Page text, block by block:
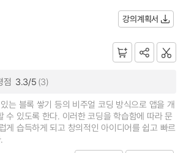
강의계획서
점 3.3/5 (3)
는 블록 쌓기 등의 비주얼 코딩 방식으로 앱을 개
수 있도록 한다. 이러한 코딩을 학습함에 따라 문
게 습득하게 되고 창의적인 아이디어를 쉽고 빠르